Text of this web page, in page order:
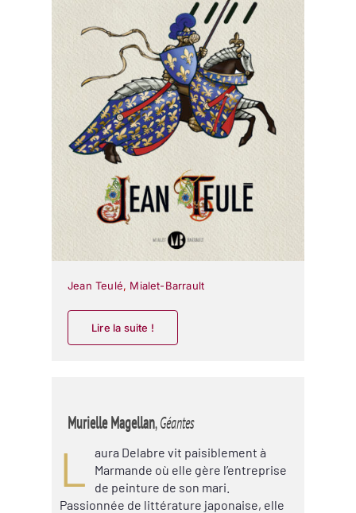
Jean Teulé, Mialet-Barrault
Lire la suite !
Murielle Magellan,Géantes
L
aura Delabre vit paisiblement à
Marmande où elle gère l’entreprise
de peinture de son mari.
Passionnée de littérature japonaise, elle